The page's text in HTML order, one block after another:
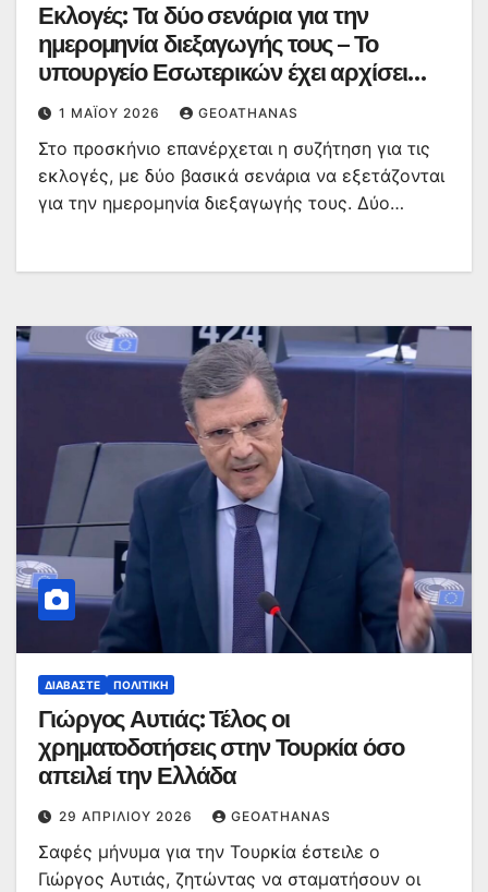
Εκλογές: Τα δύο σενάρια για την
ημερομηνία διεξαγωγής τους – Το
υπουργείο Εσωτερικών έχει αρχίσει
ήδη προετοιμασία
1 ΜΑΪ́ΟΥ 2026 GEOATHANAS
Στο προσκήνιο επανέρχεται η συζήτηση για τις
εκλογές, με δύο βασικά σενάρια να εξετάζονται
για την ημερομηνία διεξαγωγής τους. Δύο…
ΔΙΑΒΆΣΤΕ ΠΟΛΙΤΙΚΉ
Γιώργος Αυτιάς: Τέλος οι
χρηματοδοτήσεις στην Τουρκία όσο
απειλεί την Ελλάδα
29 ΑΠΡΙΛΊΟΥ 2026 GEOATHANAS
Σαφές μήνυμα για την Τουρκία έστειλε ο
Γιώργος Αυτιάς, ζητώντας να σταματήσουν οι